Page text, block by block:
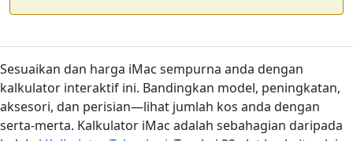
Sesuaikan dan harga iMac sempurna anda dengan
kalkulator interaktif ini. Bandingkan model, peningkatan,
aksesori, dan perisian—lihat jumlah kos anda dengan
serta-merta. Kalkulator iMac adalah sebahagian daripada